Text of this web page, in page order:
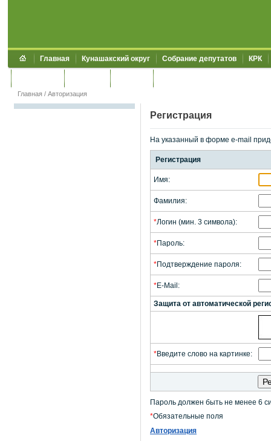
Главная Кунашакский округ Собрание депутатов КРК
Главная / Авторизация
Регистрация
На указанный в форме e-mail
Регистрация
Имя:
Фамилия:
*Логин (мин. 3 символа):
*Пароль:
*Подтверждение пароля:
*E-Mail:
Защита от автоматической
*Введите слово на картинке:
Пароль должен быть не менее 6
*Обязательные поля
Авторизация